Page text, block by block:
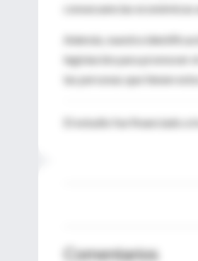
consecuencias
Además, nuestra
legislación para promover
las personas que tienen
El estudio fue financiado a
Comentarios